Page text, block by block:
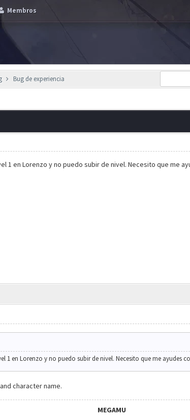
Membros
Bug de experiencia
1 en Lorenzo y no puedo subir de nivel. Necesito que me
1 en Lorenzo y no puedo subir de nivel. Necesito que me ayudes
character name.
MEGAMU